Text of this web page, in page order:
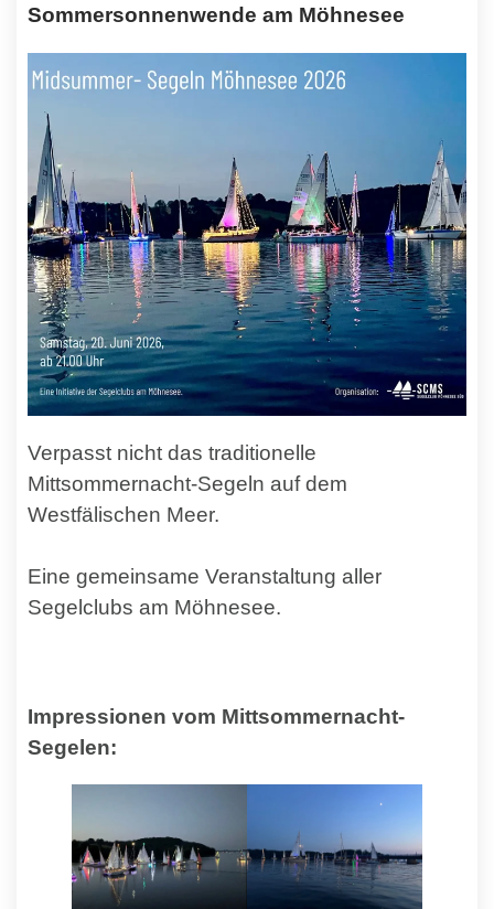
Sommersonnenwende am Möhnesee
Verpasst nicht das traditionelle
Mittsommernacht-Segeln auf dem
Westfälischen Meer.
Eine gemeinsame Veranstaltung aller
Segelclubs am Möhnesee.
Impressionen vom Mittsommernacht-
Segelen: